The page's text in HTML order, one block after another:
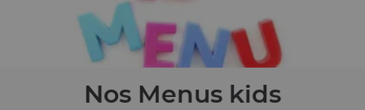
Nos Menus kids